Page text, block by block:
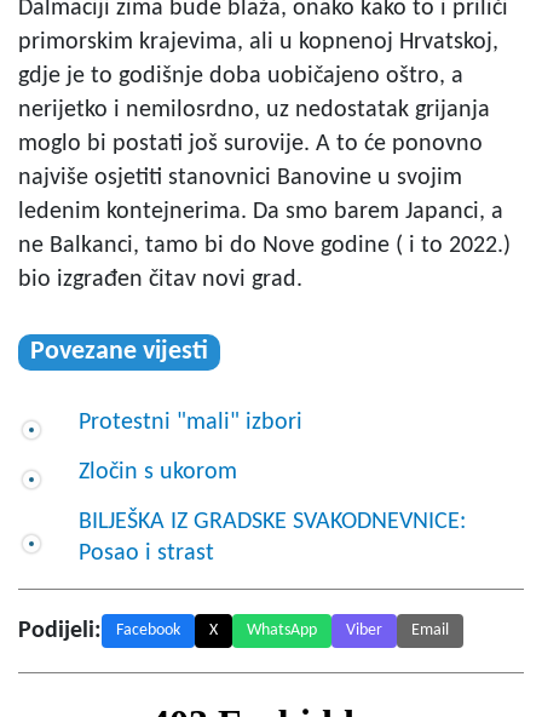
Dalmaciji zima bude blaža, onako kako to i priliči
primorskim krajevima, ali u kopnenoj Hrvatskoj,
gdje je to godišnje doba uobičajeno oštro, a
nerijetko i nemilosrdno, uz nedostatak grijanja
moglo bi postati još surovije. A to će ponovno
najviše osjetiti stanovnici Banovine u svojim
ledenim kontejnerima. Da smo barem Japanci, a
ne Balkanci, tamo bi do Nove godine ( i to 2022.)
bio izgrađen čitav novi grad.
Povezane vijesti
Protestni "mali" izbori
Zločin s ukorom
BILJEŠKA IZ GRADSKE SVAKODNEVNICE:
Posao i strast
Podijeli: Facebook X WhatsApp Viber Email